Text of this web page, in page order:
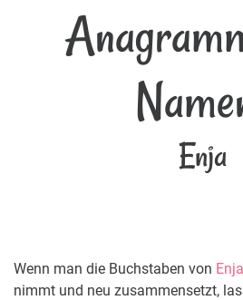
Enja
Wenn man die Buchstaben von Enja
nimmt und neu zusammensetzt,